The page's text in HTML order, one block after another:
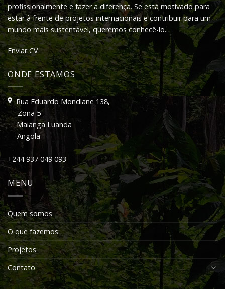
profissionalmente e fazer a diferença. Se está motivado para
estar à frente de projetos internacionais e contribuir para um
mundo mais sustentável, queremos conhecê-lo.
Enviar CV
ONDE ESTAMOS
Rua Eduardo Mondlane 138,
Zona 5
Maianga Luanda
Angola
+244 937 049 093
MENU
Quem somos
O que fazemos
Projetos
Contato